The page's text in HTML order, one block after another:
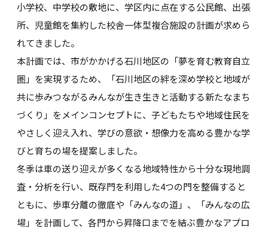
小学校、中学校の敷地に、学区内に点在する公民館、出張
所、児童館を集約した校舎一体型複合施設の計画が求めら
れてきました。
本計画では、市がかかげる石川地区の「夢を育む教育自立
圏」を実現するため、「石川地区の絆を深め学校と地域が
共に歩みつながるみんなが生き生きと活動する新たなまち
づくり」をメインコンセプトに、子どもたちや地域住民を
やさしく迎え入れ、学びの意欲・想像力を高める豊かな学
びと育ちの場を提案しました。
冬季は車の送り迎えが多くなる地域特性から十分な現地調
査・分析を行い、既存門を利用した4つの門を整備すると
ともに、歩車分離の徹底や「みんなの道」、「みんなの広
場」を計画して、各門から昇降口までを結ぶ豊かなアプロ